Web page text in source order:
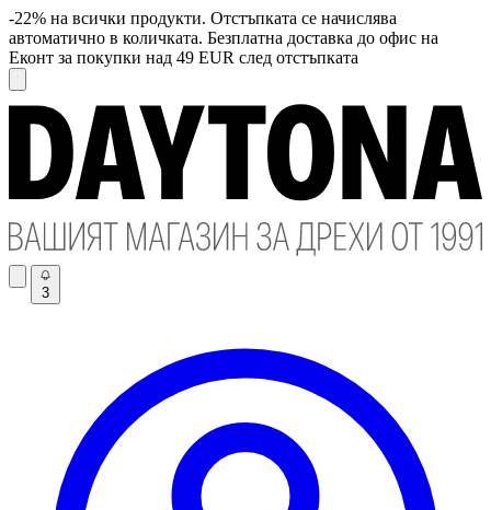
-22% на всички продукти. Отстъпката се начислява
автоматично в количката. Безплатна доставка до офис на
Еконт за покупки над 49 EUR след отстъпката
3